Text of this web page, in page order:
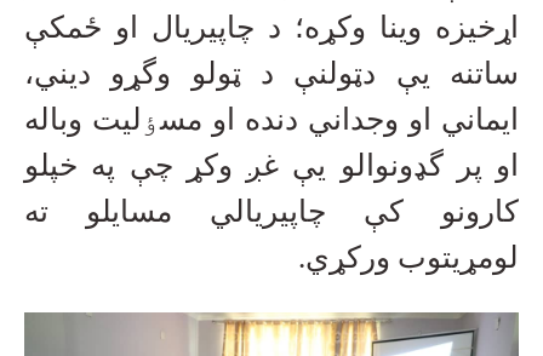
اړخیزه وینا وکړه؛ د چاپیریال او ځمکې
ساتنه یې دټولنې د ټولو وگړو دیني،
ایماني او وجداني دنده او مسٶلیت وباله
او پر گډونوالو یې غږ وکړ چې په خپلو
کارونو کې چاپیریالي مسایلو ته
لومړیتوب ورکړي.